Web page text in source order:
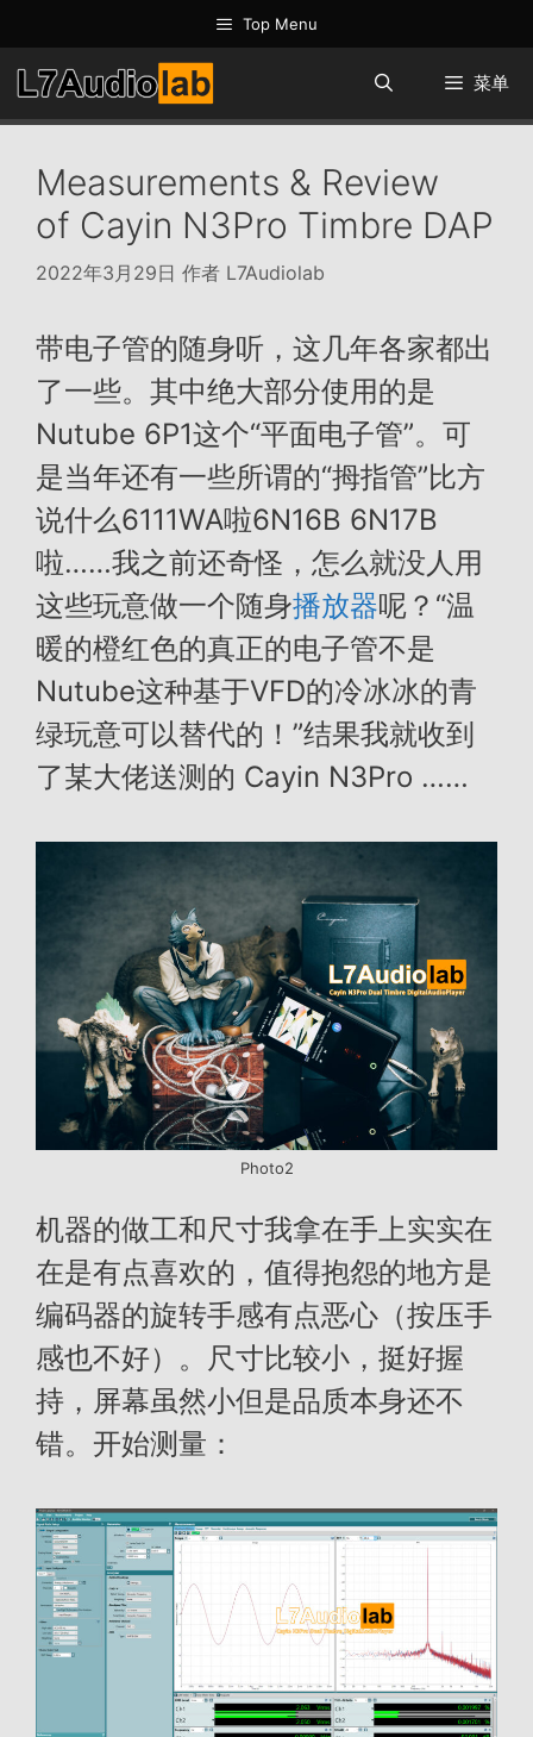
至
内
容
Top Menu
菜单
Measurements & Review
of Cayin N3Pro Timbre DAP
2022年3月29日 作者 L7Audiolab
带电子管的随身听，这几年各家都出
了一些。其中绝大部分使用的是
Nutube 6P1这个“平面电子管”。可
是当年还有一些所谓的“拇指管”比方
说什么6111WA啦6N16B 6N17B
啦……我之前还奇怪，怎么就没人用
这些玩意做一个随身播放器呢？“温
暖的橙红色的真正的电子管不是
Nutube这种基于VFD的冷冰冰的青
绿玩意可以替代的！”结果我就收到
了某大佬送测的 Cayin N3Pro ……
Photo2
机器的做工和尺寸我拿在手上实实在
在是有点喜欢的，值得抱怨的地方是
编码器的旋转手感有点恶心（按压手
感也不好）。尺寸比较小，挺好握
持，屏幕虽然小但是品质本身还不
错。开始测量：